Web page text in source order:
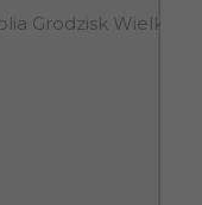
Grodzisk